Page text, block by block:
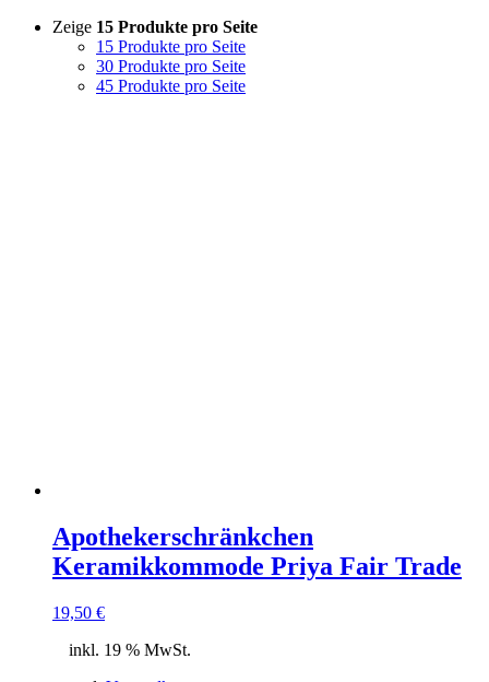
Zeige 15 Produkte pro Seite
15 Produkte pro Seite
30 Produkte pro Seite
45 Produkte pro Seite
Apothekerschränkchen
Keramikkommode Priya Fair Trade
19,50 €
inkl. 19 % MwSt.